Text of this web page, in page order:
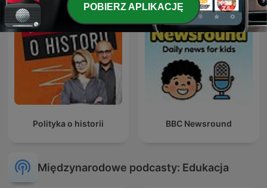
Polityka o historii BBC Newsround
Międzynarodowe podcasty: Edukacja
POBIERZ APLIKACJĘ